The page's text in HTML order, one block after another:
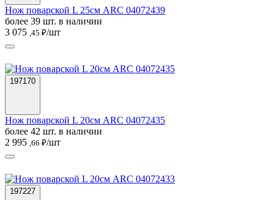
Нож поварской L 25см ARC 04072439
более 39 шт. в наличии
3 075 ,45 ₽/шт
197170
Нож поварской L 20см ARC 04072435
более 42 шт. в наличии
2 995 ,66 ₽/шт
197227